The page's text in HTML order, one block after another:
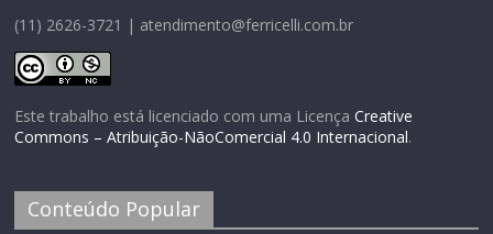
(11) 2626-3721 | atendimento@ferricelli.com.br
Este trabalho está licenciado com uma LicençaCreative
Commons – Atribuição-NãoComercial 4.0 Internacional.
Conteúdo Popular